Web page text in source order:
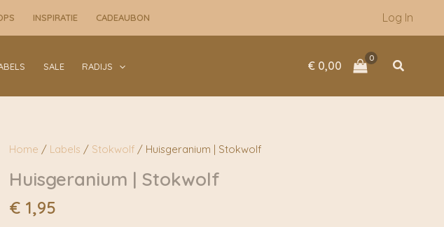
INSPIRATIE CADEAUBON Log In
SALE RADIJS € 0,00 Zoeken
Home / Labels / Stokwolf/ Huisgeranium | Stokwolf
Huisgeranium | Stokwolf
€1,95